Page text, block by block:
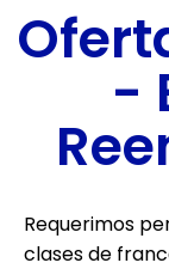
-
Requerimos
clases de